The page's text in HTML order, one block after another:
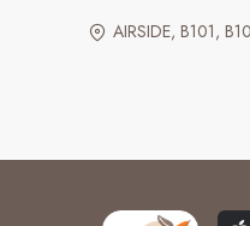
AIRSIDE, B101,